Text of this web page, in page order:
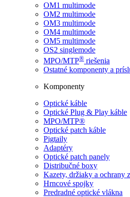
OM1 multimode
OM2 multimode
OM3 multimode
OM4 multimode
OM5 multimode
OS2 singlemode
MPO/MTP® ​ riešenia
Ostatné komponenty a
Komponenty
Optické káble
Optické Plug & Play káble
MPO/MTP®
Optické patch káble
Pigtaily
Adaptéry
Optické patch panely
Distribučné boxy
Kazety, držiaky a ochrany
Hrncové spojky
Predradné optické vlákna